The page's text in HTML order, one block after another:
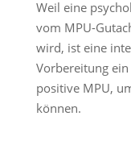
Weil eine
vom MPU-
wird, ist eine
Vorbereitung
positive MPU,
können.